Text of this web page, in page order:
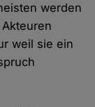
werden
weil sie ein